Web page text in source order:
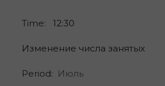
Time: 12:30
Изменение числа занятых
Period: Июль